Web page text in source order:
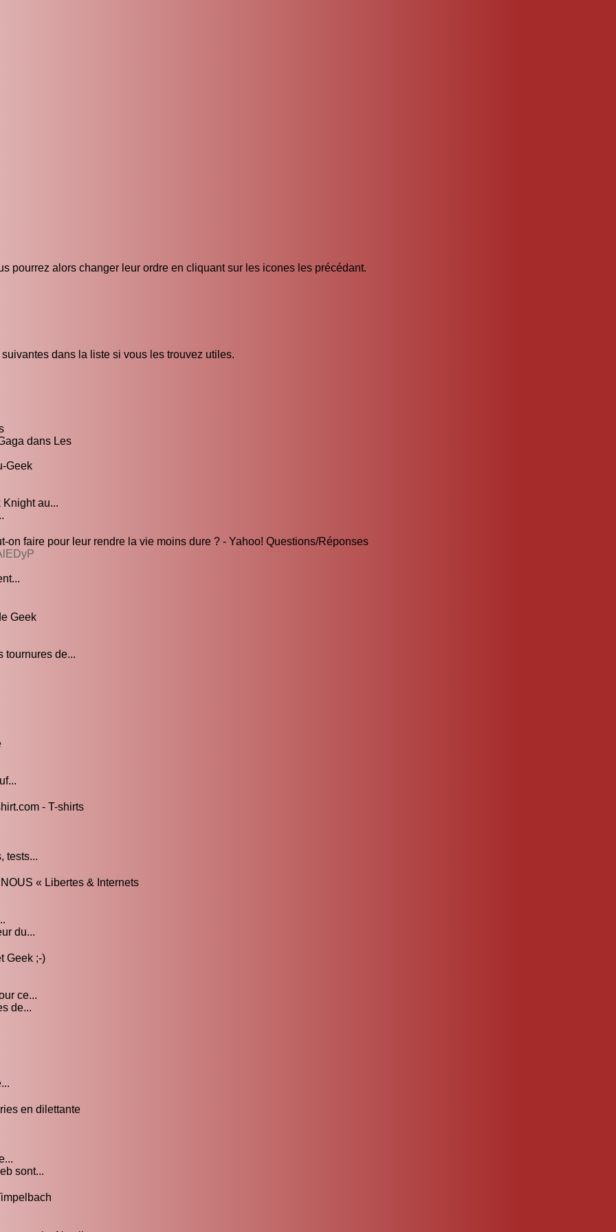
pourrez alors changer leur ordre en cliquant sur les icones les précédant.
dans la liste si vous les trouvez utiles.
dans Les
Geek
au...
faire pour leur rendre la vie moins dure ? - Yahoo! Questions/Réponses
Geek
tournures de...
- T-shirts
tests...
« Libertes & Internets
du...
Geek ;-)
ce...
de...
en dilettante
sont...